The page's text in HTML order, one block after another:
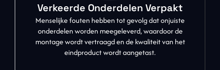
Verkeerde Onderdelen Verpakt
Menselijke fouten hebben tot gevolg dat onjuiste
onderdelen worden meegeleverd, waardoor de
montage wordt vertraagd en de kwaliteit van het
eindproduct wordt aangetast.